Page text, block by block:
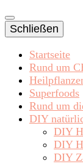
Schließen
Startseite
Rund um
Superfoods
Rund um
DIY
DIY
DIY
DIY